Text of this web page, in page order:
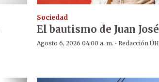
Sociedad
El bautismo de Juan José
Agosto 6, 2026 04:00 a. m. · Redacción ÚH